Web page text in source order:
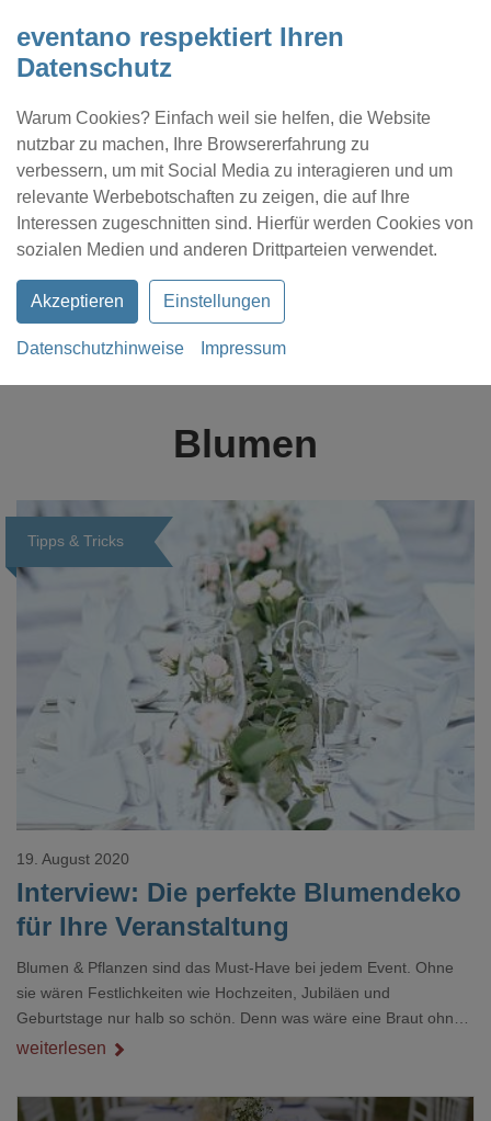
eventano respektiert Ihren
Datenschutz
Warum Cookies? Einfach weil sie helfen, die Website
nutzbar zu machen, Ihre Browsererfahrung zu
verbessern, um mit Social Media zu interagieren und um
relevante Werbebotschaften zu zeigen, die auf Ihre
Interessen zugeschnitten sind. Hierfür werden Cookies von
sozialen Medien und anderen Drittparteien verwendet.
Akzeptieren Einstellungen
Datenschutzhinweise Impressum
Kontakt Location eintragen Profil
Blumen
Blumen
Tipps & Tricks
Loading...
Interview: Die perfekte Blumendeko
für Ihre Veranstaltung
19. August 2020
Blumen & Pflanzen sind das Must-Have bei jedem Event. Ohne
sie wären Festlichkeiten wie Hochzeiten, Jubiläen und
Geburtstage nur halb so schön. Denn was wäre eine Braut ohne
ihren Brautstrauß und eine große Weihnachtsfeier ohne einen
weiterlesen